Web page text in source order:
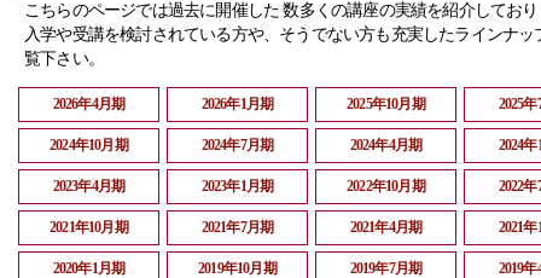
こちらのページでは過去に開催した 数多くの講座の実績を紹介してお
入学や受講を検討されている方や、そうでない方も充実したラインナッ
覧下さい。
2026年4月期 2026年1月期 2025年10月期 2025
2024年10月期 2024年7月期 2024年4月期 2024
2023年4月期 2023年1月期 2022年10月期 2022
2021年10月期 2021年7月期 2021年4月期 2021
2020年1月期 2019年10月期 2019年7月期 2019